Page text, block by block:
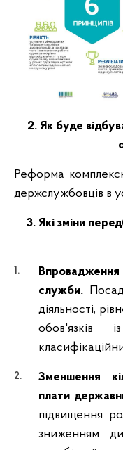
2. Як буде
Реформа
держслужбовців в
3. Які зміни
Впровадження
служби.
діяльності,
обов'язків
Зменшення
плати
підвищення
зниженням